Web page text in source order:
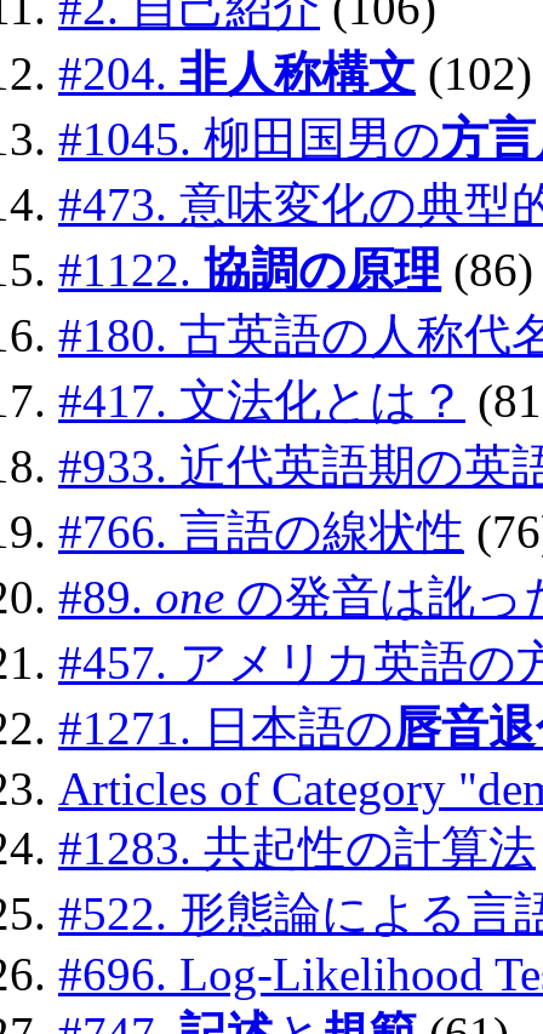
#204. 非人称構文 (102)
#1045. 柳田国男の方
#473. 意味変化の典型
#1122. 協調の原理 (86)
#180. 古英語の人称代
#417. 文法化とは？
#933. 近代英語期の英
#766. 言語の線状性
#89. one の発音は訛っ
#457. アメリカ英語の
#1271. 日本語の唇音
Articles of Category
#1283. 共起性の計算法
#522. 形態論による言
#696. Log-Likelihood